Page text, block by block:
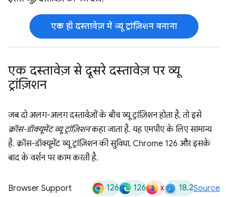
एक ही दस्तावेज़ में व्यू ट्रांज़िशन बनाना
एक दस्तावेज़ से दूसरे दस्तावेज़ पर व्यू
ट्रांज़िशन
जब दो अलग-अलग दस्तावेज़ों के बीच व्यू ट्रांज़िशन होता है, तो इसे
क्रॉस-डॉक्यूमेंट व्यू ट्रांज़िशनकहा जाता है. यह एमपीए के लिए सामान्य
है. क्रॉस-डॉक्यूमेंट व्यू ट्रांज़िशन की सुविधा, Chrome 126 और इसके
बाद के वर्शन पर काम करती है.
Browser Support 126 126 x 18.2Source